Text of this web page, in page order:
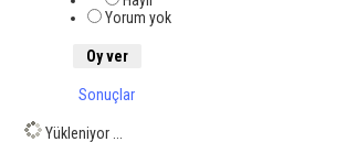
Yorum yok
Sonuçlar
Yükleniyor ...